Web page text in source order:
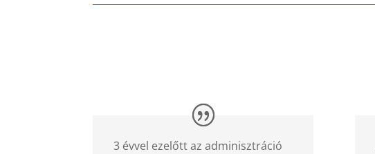
3 évvel ezelőtt az adminisztráció